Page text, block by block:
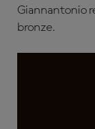
Giannantonio
bronze.